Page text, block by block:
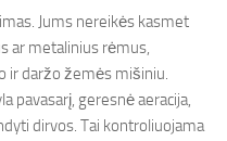
Jums nereikės kasmet
ar metalinius rėmus,
ir daržo žemės mišiniu.
pavasarį, geresnė aeracija,
dirvos. Tai kontroliuojama